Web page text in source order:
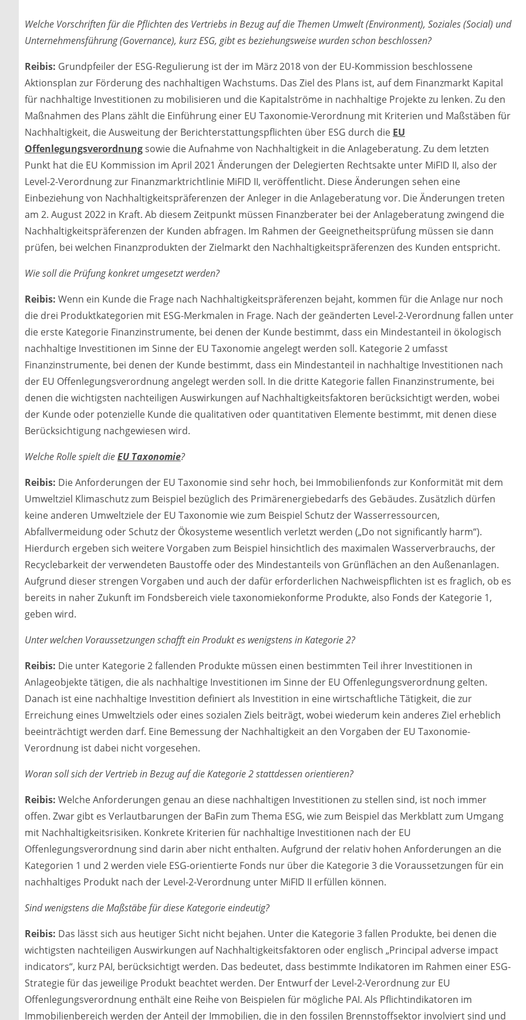
Welche Vorschriften für die Pflichten des Vertriebs in Bezug auf die Themen Umwelt (Environment), Soziales (Social) und
Unternehmensführung (Governance), kurz ESG, gibt es beziehungsweise wurden schon beschlossen?
Reibis: Grundpfeiler der ESG-Regulierung ist der im März 2018 von der EU-Kommission beschlossene
Aktionsplan zur Förderung des nachhaltigen Wachstums. Das Ziel des Plans ist, auf dem Finanzmarkt Kapital
für nachhaltige Investitionen zu mobilisieren und die Kapitalströme in nachhaltige Projekte zu lenken. Zu den
Maßnahmen des Plans zählt die Einführung einer EU Taxonomie-Verordnung mit Kriterien und Maßstäben für
Nachhaltigkeit, die Ausweitung der Berichterstattungspflichten über ESG durch die EU
Offenlegungsverordnungsowie die Aufnahme von Nachhaltigkeit in die Anlageberatung. Zu dem letzten
Punkt hat die EU Kommission im April 2021 Änderungen der Delegierten Rechtsakte unter MiFID II, also der
Level-2-Verordnung zur Finanzmarktrichtlinie MiFID II, veröffentlicht. Diese Änderungen sehen eine
Einbeziehung von Nachhaltigkeitspräferenzen der Anleger in die Anlageberatung vor. Die Änderungen treten
am 2. August 2022 in Kraft. Ab diesem Zeitpunkt müssen Finanzberater bei der Anlageberatung zwingend die
Nachhaltigkeitspräferenzen der Kunden abfragen. Im Rahmen der Geeignetheitsprüfung müssen sie dann
prüfen, bei welchen Finanzprodukten der Zielmarkt den Nachhaltigkeitspräferenzen des Kunden entspricht.
Wie soll die Prüfung konkret umgesetzt werden?
Reibis: Wenn ein Kunde die Frage nach Nachhaltigkeitspräferenzen bejaht, kommen für die Anlage nur noch
die drei Produktkategorien mit ESG-Merkmalen in Frage. Nach der geänderten Level-2-Verordnung fallen unter
die erste Kategorie Finanzinstrumente, bei denen der Kunde bestimmt, dass ein Mindestanteil in ökologisch
nachhaltige Investitionen im Sinne der EU Taxonomie angelegt werden soll. Kategorie 2 umfasst
Finanzinstrumente, bei denen der Kunde bestimmt, dass ein Mindestanteil in nachhaltige Investitionen nach
der EU Offenlegungsverordnung angelegt werden soll. In die dritte Kategorie fallen Finanzinstrumente, bei
denen die wichtigsten nachteiligen Auswirkungen auf Nachhaltigkeitsfaktoren berücksichtigt werden, wobei
der Kunde oder potenzielle Kunde die qualitativen oder quantitativen Elemente bestimmt, mit denen diese
Berücksichtigung nachgewiesen wird.
Welche Rolle spielt dieEU Taxonomie?
Reibis: Die Anforderungen der EU Taxonomie sind sehr hoch, bei Immobilienfonds zur Konformität mit dem
Umweltziel Klimaschutz zum Beispiel bezüglich des Primärenergiebedarfs des Gebäudes. Zusätzlich dürfen
keine anderen Umweltziele der EU Taxonomie wie zum Beispiel Schutz der Wasserressourcen,
Abfallvermeidung oder Schutz der Ökosysteme wesentlich verletzt werden („Do not significantly harm“).
Hierdurch ergeben sich weitere Vorgaben zum Beispiel hinsichtlich des maximalen Wasserverbrauchs, der
Recyclebarkeit der verwendeten Baustoffe oder des Mindestanteils von Grünflächen an den Außenanlagen.
Aufgrund dieser strengen Vorgaben und auch der dafür erforderlichen Nachweispflichten ist es fraglich, ob es
bereits in naher Zukunft im Fondsbereich viele taxonomiekonforme Produkte, also Fonds der Kategorie 1,
geben wird.
Unter welchen Voraussetzungen schafft ein Produkt es wenigstens in Kategorie 2?
Reibis: Die unter Kategorie 2 fallenden Produkte müssen einen bestimmten Teil ihrer Investitionen in
Anlageobjekte tätigen, die als nachhaltige Investitionen im Sinne der EU Offenlegungsverordnung gelten.
Danach ist eine nachhaltige Investition definiert als Investition in eine wirtschaftliche Tätigkeit, die zur
Erreichung eines Umweltziels oder eines sozialen Ziels beiträgt, wobei wiederum kein anderes Ziel erheblich
beeinträchtigt werden darf. Eine Bemessung der Nachhaltigkeit an den Vorgaben der EU Taxonomie-
Verordnung ist dabei nicht vorgesehen.
Woran soll sich der Vertrieb in Bezug auf die Kategorie 2 stattdessen orientieren?
Reibis: Welche Anforderungen genau an diese nachhaltigen Investitionen zu stellen sind, ist noch immer
offen. Zwar gibt es Verlautbarungen der BaFin zum Thema ESG, wie zum Beispiel das Merkblatt zum Umgang
mit Nachhaltigkeitsrisiken. Konkrete Kriterien für nachhaltige Investitionen nach der EU
Offenlegungsverordnung sind darin aber nicht enthalten. Aufgrund der relativ hohen Anforderungen an die
Kategorien 1 und 2 werden viele ESG-orientierte Fonds nur über die Kategorie 3 die Voraussetzungen für ein
nachhaltiges Produkt nach der Level-2-Verordnung unter MiFID II erfüllen können.
Sind wenigstens die Maßstäbe für diese Kategorie eindeutig?
Reibis: Das lässt sich aus heutiger Sicht nicht bejahen. Unter die Kategorie 3 fallen Produkte, bei denen die
wichtigsten nachteiligen Auswirkungen auf Nachhaltigkeitsfaktoren oder englisch „Principal adverse impact
indicators“, kurz PAI, berücksichtigt werden. Das bedeutet, dass bestimmte Indikatoren im Rahmen einer ESG-
Strategie für das jeweilige Produkt beachtet werden. Der Entwurf der Level-2-Verordnung zur EU
Offenlegungsverordnung enthält eine Reihe von Beispielen für mögliche PAI. Als Pflichtindikatoren im
Immobilienbereich werden der Anteil der Immobilien, die in den fossilen Brennstoffsektor involviert sind und